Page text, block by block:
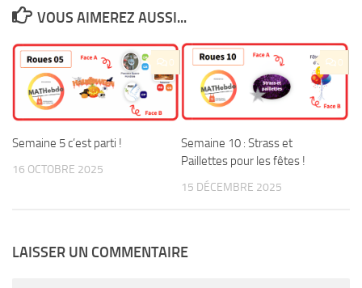
VOUS AIMEREZ AUSSI...
0
Semaine 5 c’est parti !
16 OCTOBRE 2025
0
Semaine 10 : Strass et
Paillettes pour les fêtes !
15 DÉCEMBRE 2025
LAISSER UN COMMENTAIRE